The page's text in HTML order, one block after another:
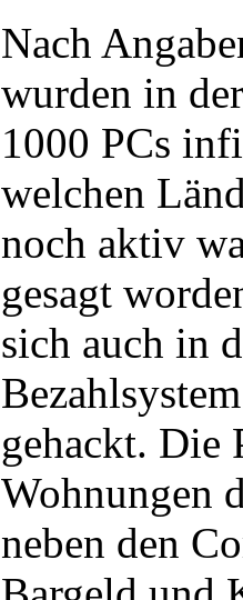
Nach
wurden in
1000 PCs
welchen
noch aktiv
gesagt
sich auch in
gehackt. Die
Wohnungen
neben den